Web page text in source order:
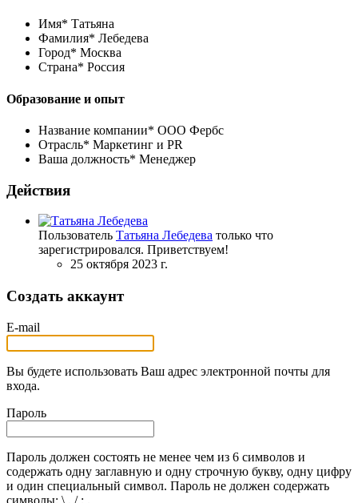
Имя* Татьяна
Фамилия* Лебедева
Город* Москва
Страна* Россия
Образование и опыт
Название компании* ООО Фербс
Отрасль* Маркетинг и PR
Ваша должность* Менеджер
Действия
Пользователь Татьяна Лебедева только что
зарегистрировался. Приветствуем!
25 октября 2023 г.
Создать аккаунт
E-mail
Вы будете использовать Ваш адрес электронной почты для
входа.
Пароль
Пароль должен состоять не менее чем из 6 символов и
содержать одну заглавную и одну строчную букву, одну цифру
и один специальный символ. Пароль не должен содержать
символы: \ , / : .